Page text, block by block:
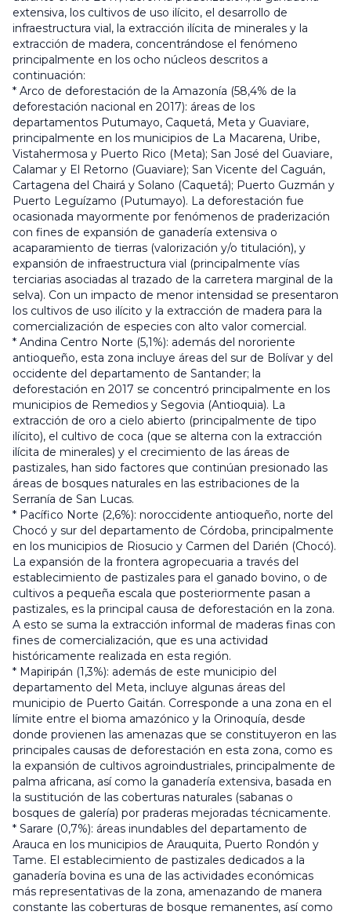
extensiva, los cultivos de uso ilícito, el desarrollo de
infraestructura vial, la extracción ilícita de minerales y la
extracción de madera, concentrándose el fenómeno
principalmente en los ocho núcleos descritos a
continuación:
* Arco de deforestación de la Amazonía (58,4% de la
deforestación nacional en 2017): áreas de los
departamentos Putumayo, Caquetá, Meta y Guaviare,
principalmente en los municipios de La Macarena, Uribe,
Vistahermosa y Puerto Rico (Meta); San José del Guaviare,
Calamar y El Retorno (Guaviare); San Vicente del Caguán,
Cartagena del Chairá y Solano (Caquetá); Puerto Guzmán y
Puerto Leguízamo (Putumayo). La deforestación fue
ocasionada mayormente por fenómenos de praderización
con fines de expansión de ganadería extensiva o
acaparamiento de tierras (valorización y/o titulación), y
expansión de infraestructura vial (principalmente vías
terciarias asociadas al trazado de la carretera marginal de la
selva). Con un impacto de menor intensidad se presentaron
los cultivos de uso ilícito y la extracción de madera para la
comercialización de especies con alto valor comercial.
* Andina Centro Norte (5,1%): además del nororiente
antioqueño, esta zona incluye áreas del sur de Bolívar y del
occidente del departamento de Santander; la
deforestación en 2017 se concentró principalmente en los
municipios de Remedios y Segovia (Antioquia). La
extracción de oro a cielo abierto (principalmente de tipo
ilícito), el cultivo de coca (que se alterna con la extracción
ilícita de minerales) y el crecimiento de las áreas de
pastizales, han sido factores que continúan presionado las
áreas de bosques naturales en las estribaciones de la
Serranía de San Lucas.
* Pacífico Norte (2,6%): noroccidente antioqueño, norte del
Chocó y sur del departamento de Córdoba, principalmente
en los municipios de Riosucio y Carmen del Darién (Chocó).
La expansión de la frontera agropecuaria a través del
establecimiento de pastizales para el ganado bovino, o de
cultivos a pequeña escala que posteriormente pasan a
pastizales, es la principal causa de deforestación en la zona.
A esto se suma la extracción informal de maderas finas con
fines de comercialización, que es una actividad
históricamente realizada en esta región.
* Mapiripán (1,3%): además de este municipio del
departamento del Meta, incluye algunas áreas del
municipio de Puerto Gaitán. Corresponde a una zona en el
límite entre el bioma amazónico y la Orinoquía, desde
donde provienen las amenazas que se constituyeron en las
principales causas de deforestación en esta zona, como es
la expansión de cultivos agroindustriales, principalmente de
palma africana, así como la ganadería extensiva, basada en
la sustitución de las coberturas naturales (sabanas o
bosques de galería) por praderas mejoradas técnicamente.
* Sarare (0,7%): áreas inundables del departamento de
Arauca en los municipios de Arauquita, Puerto Rondón y
Tame. El establecimiento de pastizales dedicados a la
ganadería bovina es una de las actividades económicas
más representativas de la zona, amenazando de manera
constante las coberturas de bosque remanentes, así como